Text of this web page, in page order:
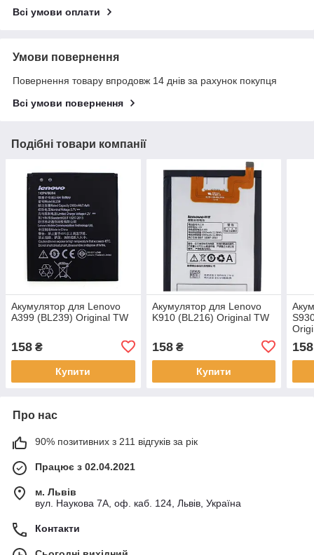
Всі умови оплати
Умови повернення
Повернення товару впродовж 14 днів за рахунок покупця
Всі умови повернення
Подібні товари компанії
Акумулятор для Lenovo
A399 (BL239) Original TW
158 ₴
Купити
Акумулятор для Lenovo
K910 (BL216) Original TW
158₴
Купити
158
Про нас
90% позитивних з 211 відгуків за рік
Працює з 02.04.2021
м. Львів
вул. Наукова 7А, оф. каб. 124, Львів, Україна
Контакти